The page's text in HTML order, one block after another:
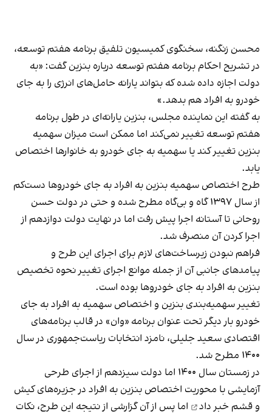
محسن زنگنه، سخنگوی کمیسیون تلفیق برنامه هفتم توسعه،
در تشریح احکام برنامه هفتم توسعه درباره بنزین گفت: «به
دولت اجازه داده شده که بتواند یارانه حامل‌های انرژی را به جای
خودرو به افراد هم بدهد.»
به گفته این نماینده مجلس، بنزین یارانه‌ای در طول برنامه
هفتم توسعه تغییر نمی‌کند اما ممکن است میزان سهمیه
بنزین تغییر کند یا سهمیه به جای خودرو به خانوارها اختصاص
یابد.
طرح اختصاص سهمیه بنزین به افراد به جای خودروها دست‌کم
از سال ۱۳۹۷ گاه و بی‌گاه مطرح شده و حتی در دولت حسن
روحانی تا آستانه اجرا پیش رفت اما در نهایت دولت دوازدهم از
اجرا کردن آن منصرف شد.
فراهم نبودن زیرساخت‌های لازم برای اجرای این طرح و
پیامدهای جانبی آن از جمله موانع اجرای تغییر نحوه تخصیص
بنزین به افراد به جای خودروها بوده است.
تغییر سهمیه‌بندی بنزین و اختصاص سهمیه به افراد به جای
خودرو بار دیگر تحت عنوان برنامه «وان» در قالب برنامه‌های
اقتصادی سعید جلیلی، نامزد انتخابات ریاست‌جمهوری در سال
۱۴۰۰ مطرح شد.
در زمستان سال ۱۴۰۰ اما دولت سیزدهم از اجرای طرحی
آزمایشی با محوریت اختصاص بنزین به افراد در جزیره‌های کیش
و قشم خبر داد اما پس از آن گزارشی از نتیجه این طرح، نکات